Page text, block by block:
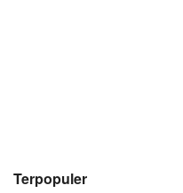
Terpopuler